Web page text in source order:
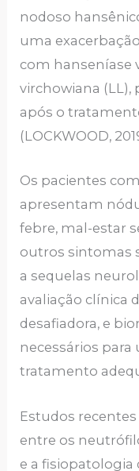
nodoso
uma
com hanseníase
virchowiana
após o
(LOCKWOOD,
Os pacientes
apresentam
febre, mal-estar
outros sintomas
a sequelas
avaliação clínica
desafiadora, e
necessários
tratamento
Estudos
entre os
e a fisiopatologia